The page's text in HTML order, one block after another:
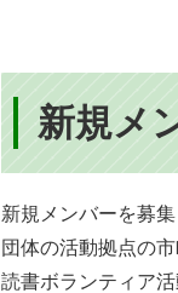
新規メ
新規メンバーを募
団体の活動拠点の
読書ボランティア